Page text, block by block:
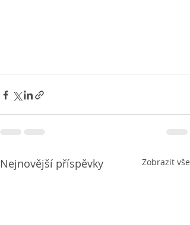
Nejnovější příspěvky Zobrazit vše